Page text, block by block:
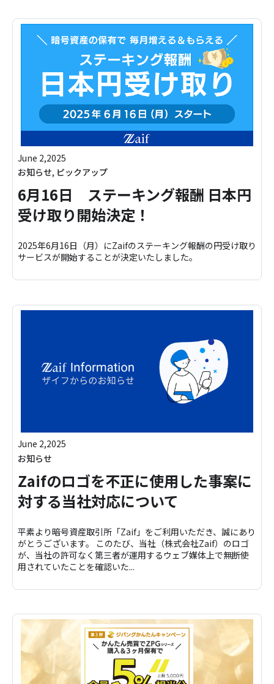
June 2,2025
お知らせ, ピックアップ
6月16日 ステーキング報酬 日本円
受け取り開始決定！
2025年6月16日（月）にZaifのステーキング報酬の円受け取り
サービスが開始することが決定いたしました。
June 2,2025
お知らせ
Zaifのロゴを不正に使用した事案に
対する当社対応について
平素より暗号資産取引所「Zaif」をご利用いただき、誠にあり
がとうございます。 このたび、当社（株式会社Zaif）のロゴ
が、当社の許可なく第三者が運用するウェブ媒体上で無断使
用されていたことを確認いた...